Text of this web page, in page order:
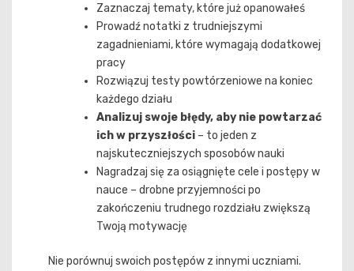
Zaznaczaj tematy, które już opanowałeś
Prowadź notatki z trudniejszymi
zagadnieniami, które wymagają dodatkowej
pracy
Rozwiązuj testy powtórzeniowe na koniec
każdego działu
Analizuj swoje błędy, aby nie powtarzać
ich w przyszłości – to jeden z
najskuteczniejszych sposobów nauki
Nagradzaj się za osiągnięte cele i postępy w
nauce – drobne przyjemności po
zakończeniu trudnego rozdziału zwiększą
Twoją motywację
Nie porównuj swoich postępów z innymi uczniami.